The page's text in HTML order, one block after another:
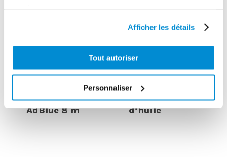
Afficher les détails
Tout autoriser
Personnaliser
Support fixe
pour enrouleur
AdBlue 8 m
Unité mobile
électrique de
filtration
d’huile